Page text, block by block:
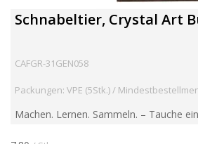
Schnabeltier, Crystal Art
CAFGR-31GEN058
Packungen: VPE (5Stk.) /
Machen. Lernen. Sammeln. – Tauche
der Crystal Art Wildlife Buddies!